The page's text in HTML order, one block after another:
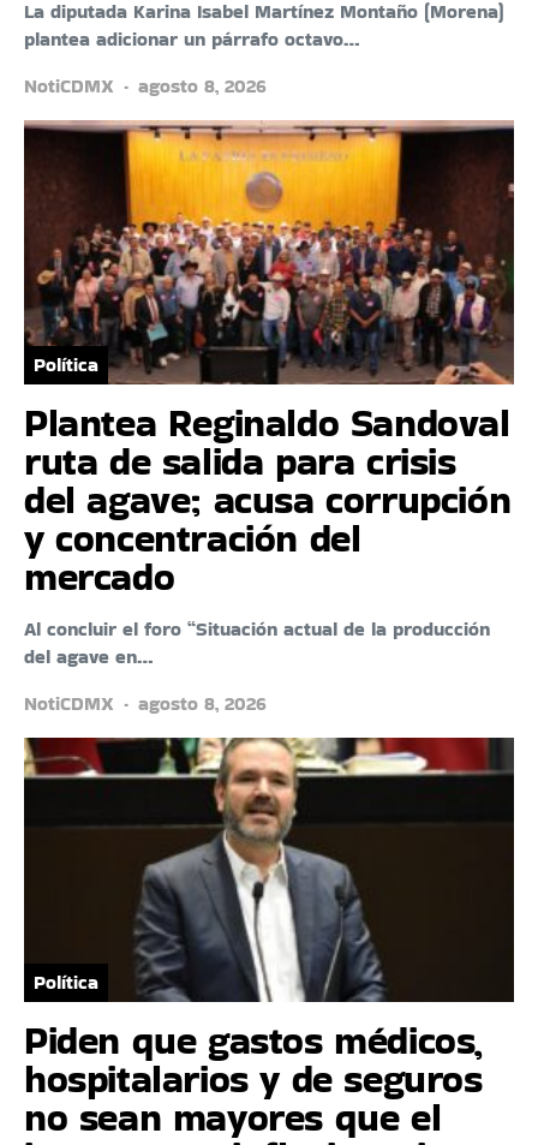
La diputada Karina Isabel Martínez Montaño (Morena)
plantea adicionar un párrafo octavo…
NotiCDMX
agosto 8, 2026
Política
Plantea Reginaldo Sandoval
ruta de salida para crisis
del agave; acusa corrupción
y concentración del
mercado
Al concluir el foro “Situación actual de la producción
del agave en…
NotiCDMX
agosto 8, 2026
Política
Piden que gastos médicos,
hospitalarios y de seguros
no sean mayores que el